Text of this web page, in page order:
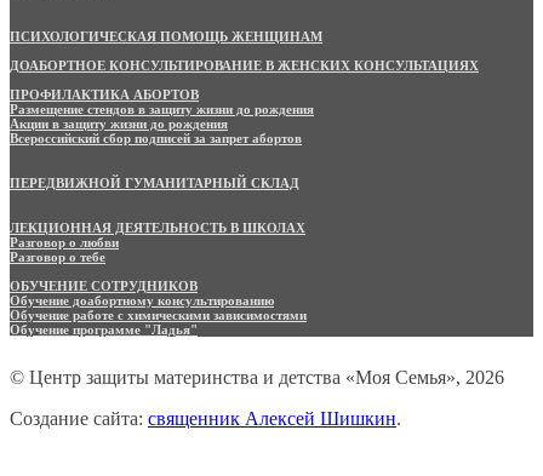
ПСИХОЛОГИЧЕСКАЯ ПОМОЩЬ ЖЕНЩИНАМ
ДОАБОРТНОЕ КОНСУЛЬТИРОВАНИЕ В ЖЕНСКИХ КОНСУЛЬТАЦИЯХ
ПРОФИЛАКТИКА АБОРТОВ
Размещение стендов в защиту жизни до рождения
Акции в защиту жизни до рождения
Всероссийский сбор подписей за запрет абортов
ПЕРЕДВИЖНОЙ ГУМАНИТАРНЫЙ СКЛАД
ЛЕКЦИОННАЯ ДЕЯТЕЛЬНОСТЬ В ШКОЛАХ
Разговор о любви
Разговор о тебе
ОБУЧЕНИЕ СОТРУДНИКОВ
Обучение доабортному консультированию
Обучение работе с химическими зависимостями
Обучение программе "Ладья"
© Центр защиты материнства и детства «Моя Семья», 2026
Создание сайта: священник Алексей Шишкин.